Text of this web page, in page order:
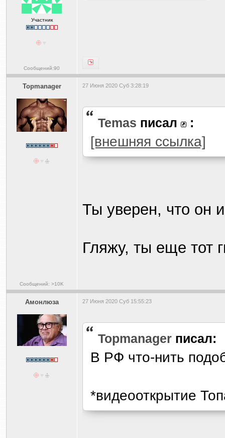
Участник
Сообщений:90
Topmanager
Сообщений: >10K
27 Июня 2020 Суб 3:28:19
Temas писал :
[внешняя ссылка]
Ты уверен, что он
Гляжу, ты еще тот
Амонлюза 27 Июня 2020 Суб 15:55:23
Topmanager писал:
В РФ что-нить
*видеооткрытие